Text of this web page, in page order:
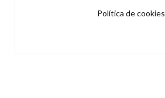
Política de cookies